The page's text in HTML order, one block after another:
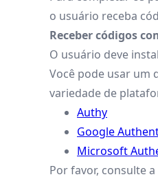
o usuário receba
Receber códigos
O usuário deve
Você pode usar um
variedade de
Authy
Google
Microsoft
Por favor, consulte